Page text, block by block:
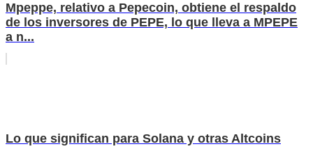
Mpeppe, relativo a Pepecoin, obtiene el respaldo
de los inversores de PEPE, lo que lleva a MPEPE
a n...
Lo que significan para Solana y otras Altcoins